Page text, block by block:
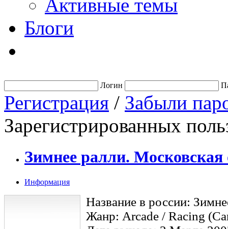
Активные темы
Блоги
Логин
Регистрация / Забыли
Зарегистрированных
Зимнее ралли. Московская
Информация
Название в россии:
Жанр: Arcade / Racing